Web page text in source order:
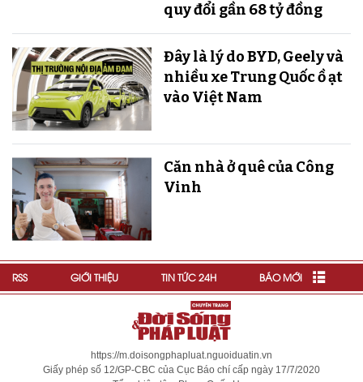
quy đổi gần 68 tỷ đồng
Đây là lý do BYD, Geely và
nhiều xe Trung Quốc ồ ạt
vào Việt Nam
Căn nhà ở quê của Công
Vinh
RSS GIỚI THIỆU TIN TỨC 24H BÁO MỚI
https://m.doisongphapluat.nguoiduatin.vn
Giấy phép số 12/GP-CBC của Cục Báo chí cấp ngày 17/7/2020